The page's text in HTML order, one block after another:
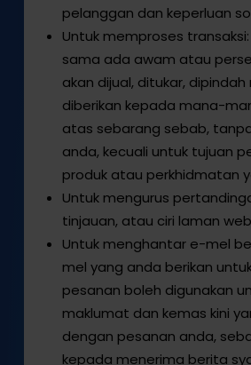
pelanggan dan keperluan
Untuk memproses
sama ada awam atau
akan dijual, ditukar, dipindah
diberikan kepada mana-
atas sebarang sebab,
anda, kecuali untuk tujuan
produk atau perkhidmatan
Untuk mengurus
tinjauan, atau ciri laman
Untuk menghantar e-mel
mel yang anda berikan
pesanan boleh digunakan
maklumat dan kemas kini
dengan pesanan anda,
kepada menerima berita